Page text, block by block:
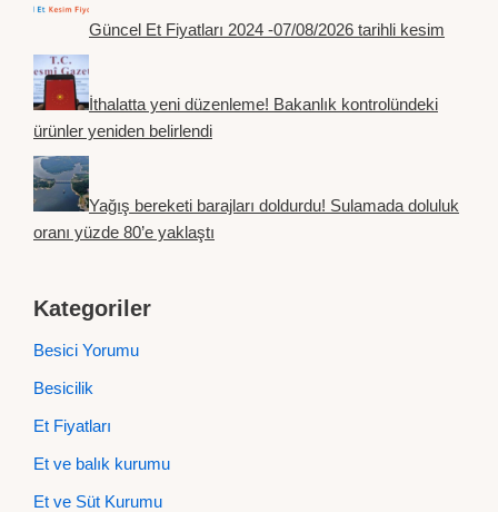
Güncel Et Fiyatları 2024 -07/08/2026 tarihli kesim
İthalatta yeni düzenleme! Bakanlık kontrolündeki
ürünler yeniden belirlendi
Yağış bereketi barajları doldurdu! Sulamada doluluk
oranı yüzde 80’e yaklaştı
Kategoriler
Besici Yorumu
Besicilik
Et Fiyatları
Et ve balık kurumu
Et ve Süt Kurumu